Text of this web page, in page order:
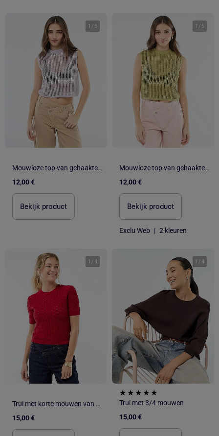
1 / 5
Mouwloze top van gehaakte stof
12,00 €
Bekijk product
1 / 5
Mouwloze top van gehaakte stof
12,00 €
Bekijk product
Exclu Web | 2 kleuren
1 /4
Trui met korte mouwen van opengewerkt haakbreisel
15,00 €
1 /4
Trui met 3/4 mouwen
15,00 €